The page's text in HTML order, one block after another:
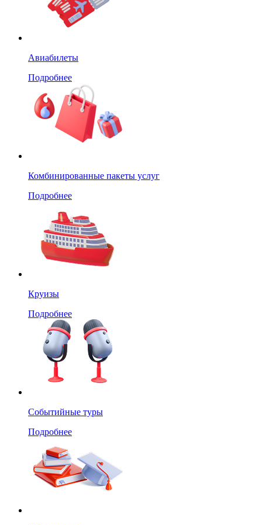
Авиабилеты
Подробнее
Комбинированные пакеты услуг
Подробнее
Круизы
Подробнее
Событийные туры
Подробнее